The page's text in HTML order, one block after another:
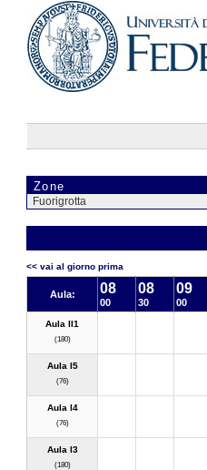
Zone
<< vai al giorno prima
Aula: 08
00
08
30
09
00
Aula II1
(180)
Aula I5
(76)
Aula I4
(76)
Aula I3
(180)